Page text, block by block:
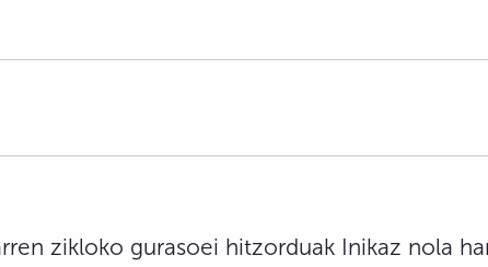
zikloko gurasoei hitzorduak Inikaz nola